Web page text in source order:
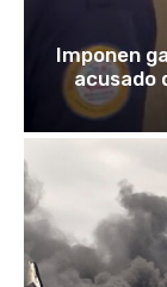
Imponen
acusado